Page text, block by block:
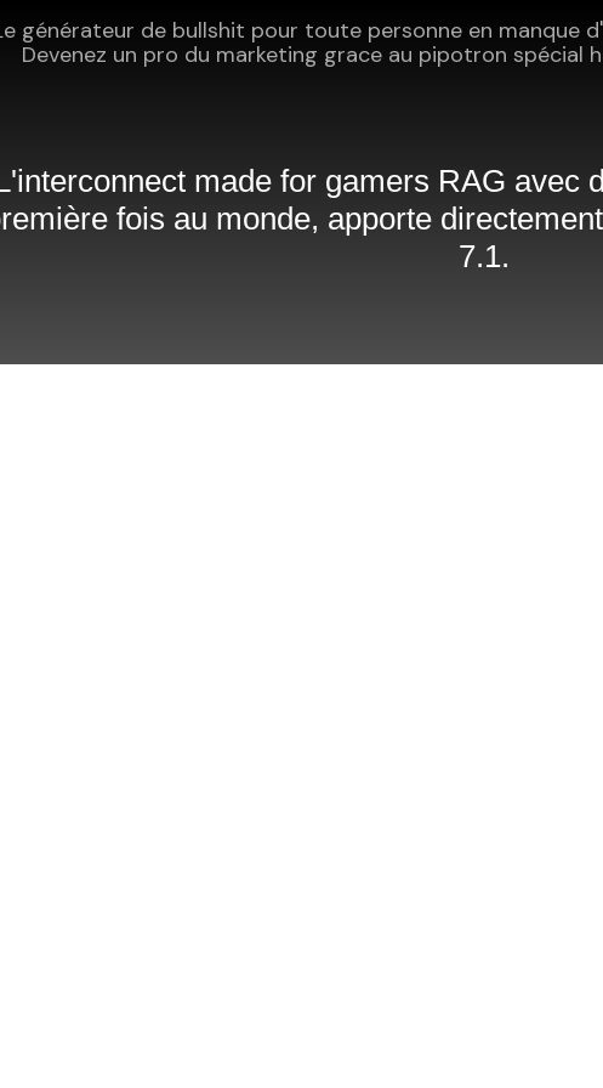
générateur de bullshit pour toute personne en manque
Devenez un pro du marketing grace au pipotron spécial
made for gamers RAG avec
fois au monde, apporte
7.1.